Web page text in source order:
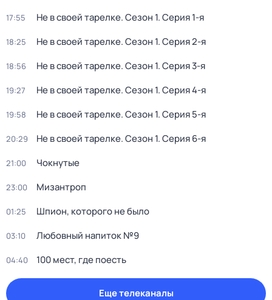
17:55 Не в своей тарелке. Сезон 1. Серия 1-я
18:25 Не в своей тарелке. Сезон 1. Серия 2-я
18:56 Не в своей тарелке. Сезон 1. Серия 3-я
19:27 Не в своей тарелке. Сезон 1. Серия 4-я
19:58 Не в своей тарелке. Сезон 1. Серия 5-я
20:29 Не в своей тарелке. Сезон 1. Серия 6-я
21:00 Чокнутые
23:00 Мизантроп
01:25 Шпион, которого не было
03:10 Любовный напиток №9
04:40 100 мест, где поесть
Еще телеканалы